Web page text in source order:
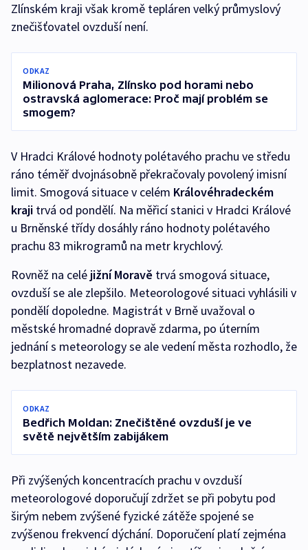
Zlínském kraji však kromě tepláren velký průmyslový
znečišťovatel ovzduší není.
ODKAZ
Milionová Praha, Zlínsko pod horami nebo
ostravská aglomerace: Proč mají problém se
smogem?
V Hradci Králové hodnoty polétavého prachu ve středu
ráno téměř dvojnásobně překračovaly povolený imisní
limit. Smogová situace v celém Královéhradeckém
kraji trvá od pondělí. Na měřicí stanici v Hradci Králové
u Brněnské třídy dosáhly ráno hodnoty polétavého
prachu 83 mikrogramů na metr krychlový.
Rovněž na celé jižní Moravě trvá smogová situace,
ovzduší se ale zlepšilo. Meteorologové situaci vyhlásili v
pondělí dopoledne. Magistrát v Brně uvažoval o
městské hromadné dopravě zdarma, po úterním
jednání s meteorology se ale vedení města rozhodlo, že
bezplatnost nezavede.
ODKAZ
Bedřich Moldan: Znečištěné ovzduší je ve
světě největším zabijákem
Při zvýšených koncentracích prachu v ovzduší
meteorologové doporučují zdržet se při pobytu pod
širým nebem zvýšené fyzické zátěže spojené se
zvýšenou frekvencí dýchání. Doporučení platí zejména